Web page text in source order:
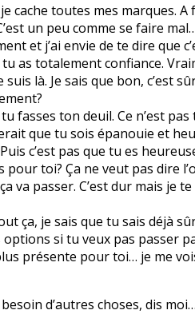
cache toutes mes marques.
un peu comme se faire
et j’ai envie de te dire que
as totalement confiance.
là. Je sais que bon,
fasses ton deuil. Ce n’est
que tu sois épanouie et
c’est pas que tu es
toi? Ça ne veut pas dire
va passer. C’est dur mais je
ça, je sais que tu sais déjà
si tu veux pas passer
présente pour toi… je me
d’autres choses, dis moi…